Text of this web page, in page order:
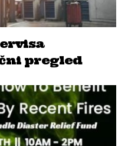
pregled